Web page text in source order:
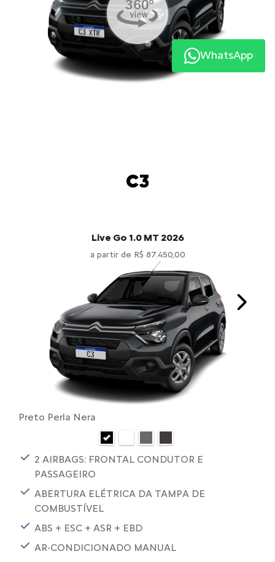
C3
Live Go 1.0 MT 2026
a partir de R$ 87.450,00
Preto Perla Nera
2 AIRBAGS: FRONTAL CONDUTOR E
PASSAGEIRO
ABERTURA ELÉTRICA DA TAMPA DE
COMBUSTÍVEL
ABS + ESC + ASR + EBD
AR-CONDICIONADO MANUAL
Next
WhatsApp